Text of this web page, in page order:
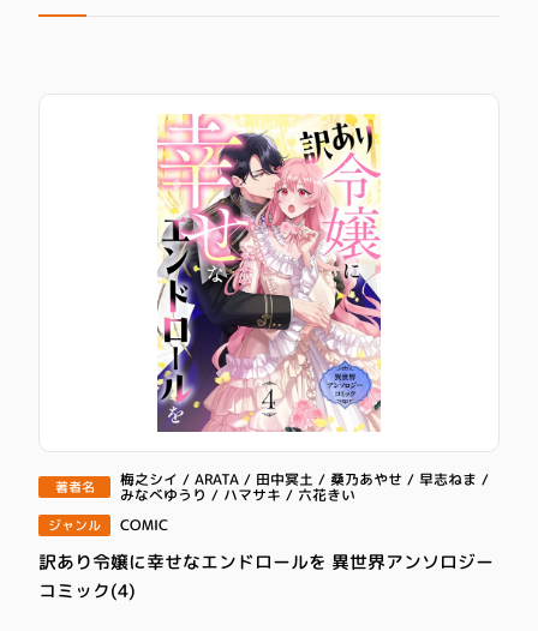
著者名 梅之シイ / ARATA / 田中冥土 / 桑乃あやせ / 早志ねま /
みなべゆうり / ハマサキ / 六花きい
ジャンル COMIC
訳あり令嬢に幸せなエンドロールを 異世界アンソロジー
コミック(4)